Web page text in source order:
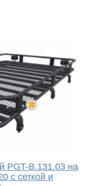
PGT-B.131.03 на
с сеткой и